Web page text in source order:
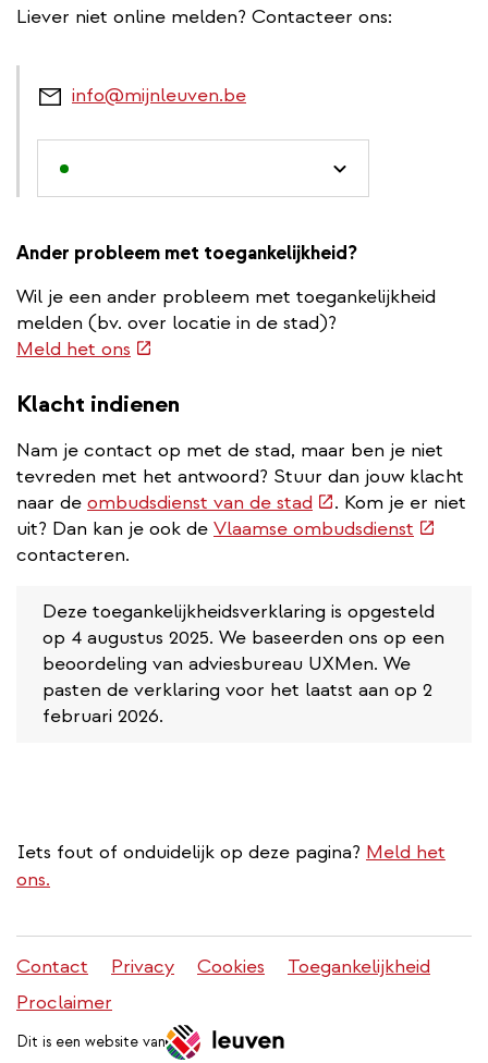
Liever niet online melden? Contacteer ons:
info@mijnleuven.be
Ander probleem met toegankelijkheid?
Wil je een ander probleem met toegankelijkheid
melden (bv. over locatie in de stad)?
Meld het ons (externe
Klacht indienen
Nam je contact op met de stad, maar ben je niet
tevreden met het antwoord? Stuur dan jouw klacht
naar de ombudsdienst van de stad (externe
link)
. Kom je er niet
uit? Dan kan je ook de Vlaamse ombudsdienst (externe
contacteren.
Deze toegankelijkheidsverklaring is opgesteld
op 4 augustus 2025. We baseerden ons op een
beoordeling van adviesbureau UXMen. We
pasten de verklaring voor het laatst aan op 2
februari 2026.
Iets fout of onduidelijk op deze pagina? Meld het
ons.
Stadleuven
footer
menu
Contact Privacy Cookies
Toegankelijkheid
Proclaimer
Dit is een website van